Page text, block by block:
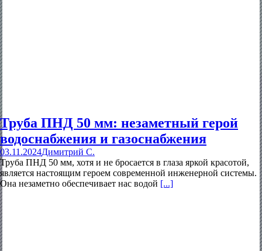
Труба ПНД 50 мм: незаметный герой
водоснабжения и газоснабжения
03.11.2024Димитрий С.
Труба ПНД 50 мм, хотя и не бросается в глаза яркой красотой,
является настоящим героем современной инженерной системы.
Она незаметно обеспечивает нас водой [...]